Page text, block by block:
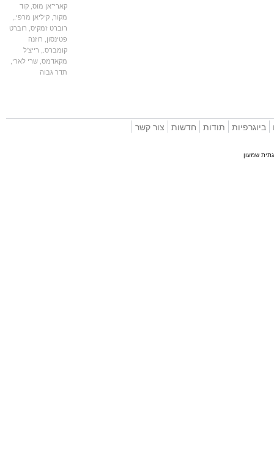
קארי־אן מוס ,קוד
מקור,קיליאן מרפי.,
רוברט זמקיס,רוברט
פטינסון,רוזנה
קומברס.,רייצ'ל
מקאדמס,שרי לארי,
תדר גבוה
תודות חדשות צור קשר
שמעון